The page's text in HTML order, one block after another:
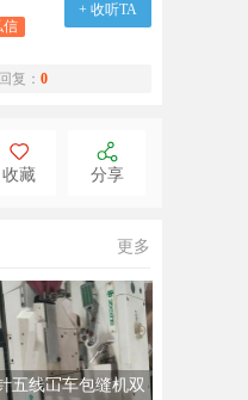
信
+ 收听TA
回复： 0
收藏 分享
更多
五线冚车包缝机双